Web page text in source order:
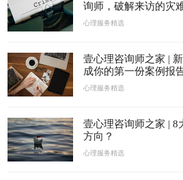
询师，破解来访的灾
心理服务精选
壹心理咨询师之家 |
成你的第一份案例报
心理服务精选
壹心理咨询师之家 | 8
方向？
心理服务精选